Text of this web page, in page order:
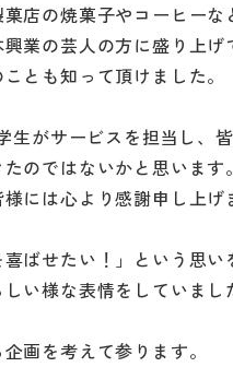
店の焼菓子やコーヒーな
業の芸人の方に盛り上
とも知って頂けました。
がサービスを担当し、
のではないかと思います。
には心より感謝申し上げ
ばせたい！」という思い
い様な表情をしていまし
画を考えて参ります。